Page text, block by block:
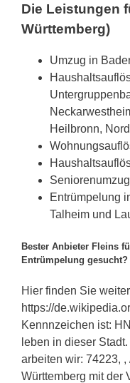
Die Leistungen
Württemberg)
Umzug in
Heilbronn,
Entrümpelung
Talheim und
Bester Anbieter Fleins
Entrümpelung gesucht?
Hier finden Sie
https://
Kennnzeichen ist:
leben in dieser
arbeiten wir: 74223,
Württemberg mit der